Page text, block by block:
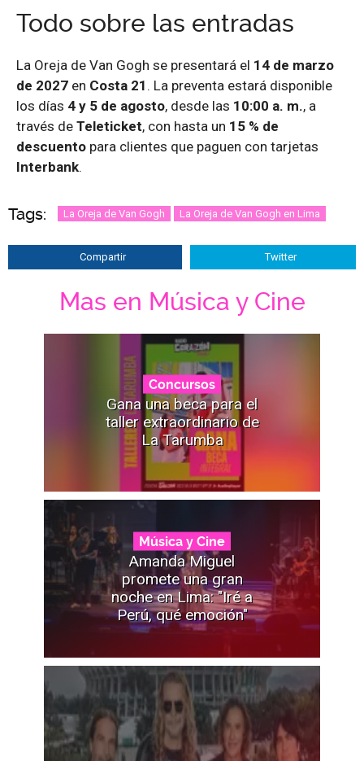
Todo sobre las entradas
La Oreja de Van Gogh se presentará el 14 de marzo
de 2027 en Costa 21 . La preventa estará disponible
los días 4 y 5 de agosto, desde las 10:00 a. m., a
través de Teleticket, con hasta un 15 % de
descuento para clientes que paguen con tarjetas
Interbank.
Tags: La Oreja de Van Gogh La Oreja de Van Gogh en Lima
Compartir Twitter
Mas en Música y Cine
Concursos
Gana una beca para el
taller extraordinario de
La Tarumba
Música y Cine
Amanda Miguel
promete una gran
noche en Lima: "Iré a
Perú, qué emoción"